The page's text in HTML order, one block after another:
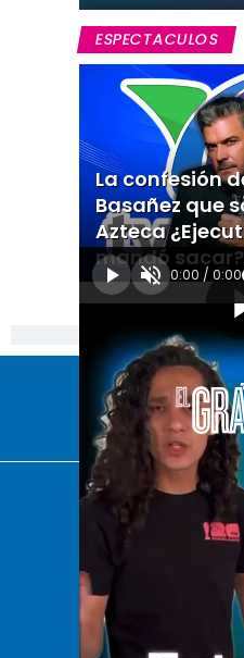
ESPECTACULOS
La confesión
Basañez que
Azteca
mandó sacar?
0:00 / 0:00
El